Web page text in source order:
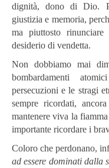
dignità, dono di Dio.
giustizia e memoria,
ma piuttosto
desiderio di vendetta.
Non dobbiamo mai
bombardamenti
persecuzioni e le stragi
sempre ricordati,
mantenere viva la
importante ricordare i
Coloro che perdonano,
ad essere dominati dalla